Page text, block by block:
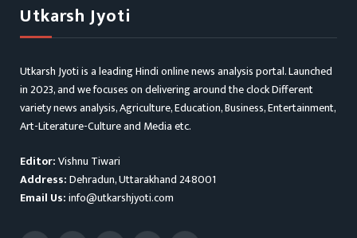
Utkarsh Jyoti
Utkarsh Jyoti is a leading Hindi online news analysis portal. Launched
in 2023, and we focuses on delivering around the clock Different
variety news analysis, Agriculture, Education, Business, Entertainment,
Art-Literature-Culture and Media etc.
Editor:Vishnu Tiwari
Address:Dehradun, Uttarakhand 248001
Email Us:info@utkarshjyoti.com